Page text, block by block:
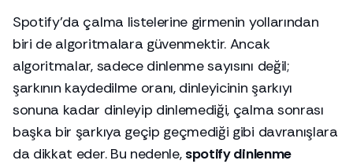
Spotify’da çalma listelerine girmenin yollarından
biri de algoritmalara güvenmektir. Ancak
algoritmalar, sadece dinlenme sayısını değil;
şarkının kaydedilme oranı, dinleyicinin şarkıyı
sonuna kadar dinleyip dinlemediği, çalma sonrası
başka bir şarkıya geçip geçmediği gibi davranışlara
da dikkat eder. Bu nedenle, spotify dinlenme